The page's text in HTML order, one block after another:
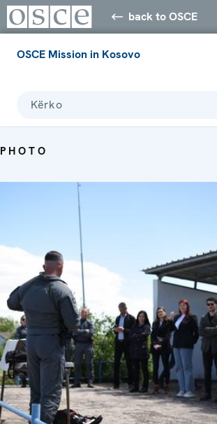
back to OSCE
OSCE Mission in Kosovo
Kërko
PHOTO